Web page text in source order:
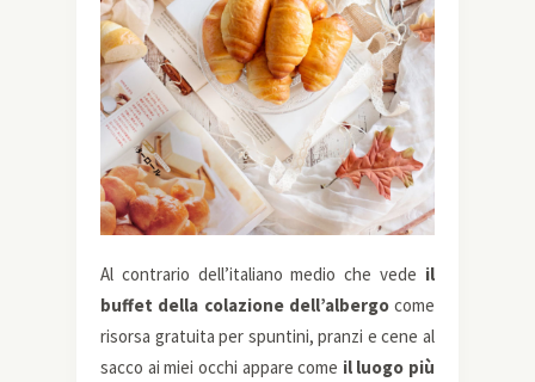
Al contrario dell’italiano medio che vede il
buffet della colazione dell’albergocome
risorsa gratuita per spuntini, pranzi e cene al
sacco ai miei occhi appare come il luogo più